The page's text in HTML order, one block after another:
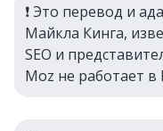
❗ Это перевод и
Майкла Кинга,
SEO и
Moz не работает в